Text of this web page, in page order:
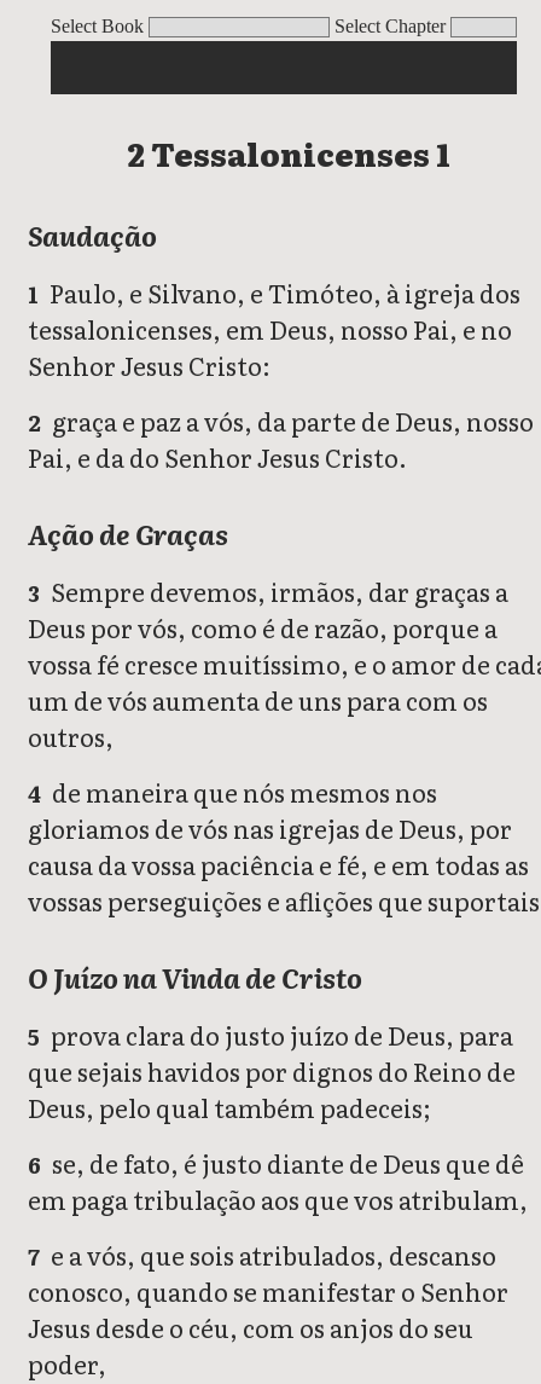
Select Book Select Chapter
2 Tessalonicenses 1 2 Tessalonicenses 2 2 Tessalonicenses 3
2 Tessalonicenses 1
Saudação
1 Paulo, e Silvano, e Timóteo, à igreja dos
tessalonicenses, em Deus, nosso Pai, e no
Senhor Jesus Cristo:
2 graça e paz a vós, da parte de Deus, nosso
Pai, e da do Senhor Jesus Cristo.
Ação de Graças
3 Sempre devemos, irmãos, dar graças a
Deus por vós, como é de razão, porque a
vossa fé cresce muitíssimo, e o amor de
um de vós aumenta de uns para com os
outros,
4 de maneira que nós mesmos nos
gloriamos de vós nas igrejas de Deus, por
causa da vossa paciência e fé, e em todas as
vossas perseguições e aflições que
O Juízo na Vinda de Cristo
5 prova clara do justo juízo de Deus, para
que sejais havidos por dignos do Reino de
Deus, pelo qual também padeceis;
6 se, de fato, é justo diante de Deus que dê
em paga tribulação aos que vos atribulam,
7 e a vós, que sois atribulados, descanso
conosco, quando se manifestar o Senhor
Jesus desde o céu, com os anjos do seu
poder,